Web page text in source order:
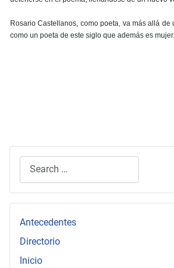
Rosario Castellanos, como poeta, va más allá
como un poeta de este siglo que además es mujer.
Search
Antecedentes
Directorio
Inicio